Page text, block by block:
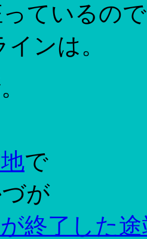
ているの
ンは。
地で
が
終了した